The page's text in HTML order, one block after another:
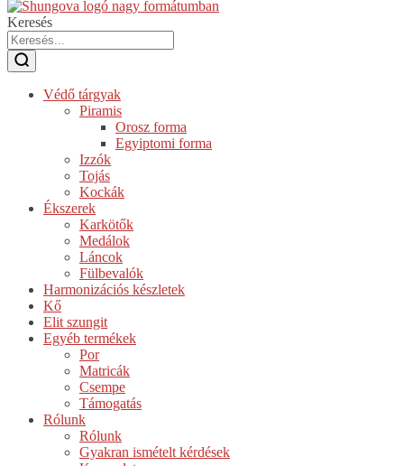
Keresés
Védő tárgyak
Piramis
Orosz forma
Egyiptomi forma
Izzók
Tojás
Kockák
Ékszerek
Karkötők
Medálok
Láncok
Fülbevalók
Harmonizációs készletek
Kő
Elit szungit
Egyéb termékek
Por
Matricák
Csempe
Támogatás
Rólunk
Rólunk
Gyakran ismételt kérdések